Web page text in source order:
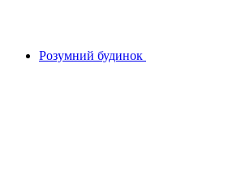
Розумний будинок